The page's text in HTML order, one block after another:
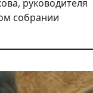
руководителя
собрании